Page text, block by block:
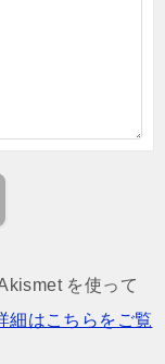
を使って
細はこちらをご覧